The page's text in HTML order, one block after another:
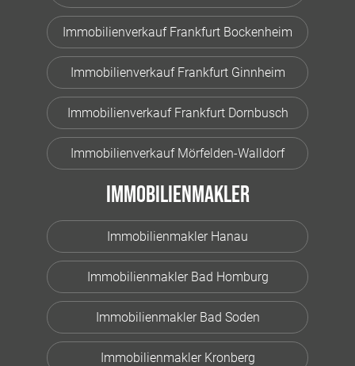
Immobilienverkauf Frankfurt Bockenheim
Immobilienverkauf Frankfurt Ginnheim
Immobilienverkauf Frankfurt Dornbusch
Immobilienverkauf Mörfelden-Walldorf
Immobilienmakler
Immobilienmakler Hanau
Immobilienmakler Bad Homburg
Immobilienmakler Bad Soden
Immobilienmakler Kronberg